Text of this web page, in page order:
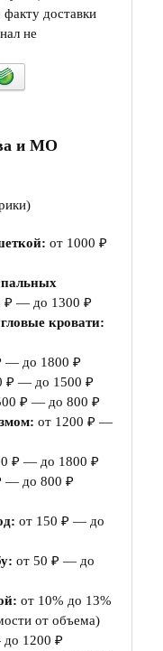
доставки
не
и МО
от 1000 ₽
₽ — до 1300 ₽
кровати:
— до 1800 ₽
₽ — до 1500 ₽
₽ — до 800 ₽
от 1200 ₽ —
₽ — до 1800 ₽
— до 800 ₽
от 150 ₽ — до
от 50 ₽ — до
от 10% до 13%
от объема)
1200 ₽